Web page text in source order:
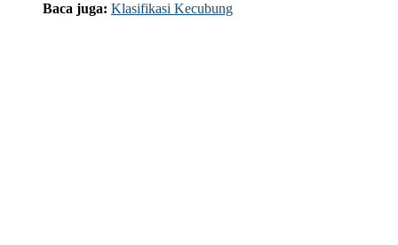
Baca juga: Klasifikasi Kecubung